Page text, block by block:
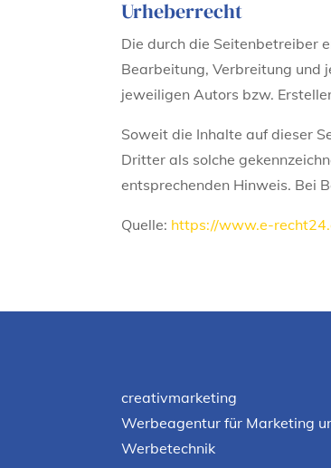
Urheberrecht
Die durch die Seitenbetreiber
Bearbeitung, Verbreitung und
jeweiligen Autors bzw.
Soweit die Inhalte auf dieser
Dritter als solche
entsprechenden Hinweis. Bei
Quelle: https://www.e-
creativmarketing
Werbeagentur für Marketing
Werbetechnik